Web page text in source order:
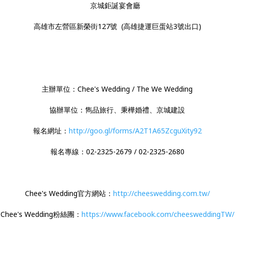
京城鉅誕宴會廳
高雄市左營區新榮街127號 (高雄捷運巨蛋站3號出口)
主辦單位：Chee's Wedding / The We Wedding
協辦單位：雋品旅行、秉樺婚禮、京城建設
報名網址： http://goo.gl/forms/A2T1A65ZcguXity92
報名專線：02-2325-2679 / 02-2325-2680
Chee's Wedding官方網站： http://cheeswedding.com.tw/
Chee's Wedding粉絲團： https://www.facebook.com/cheesweddingTW/